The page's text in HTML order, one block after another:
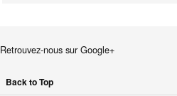
Retrouvez-nous sur Google+
Back to Top